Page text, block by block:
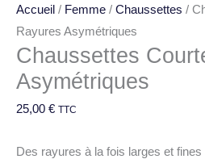
Accueil / Femme / Chaussettes /
Rayures Asymétriques
Chaussettes
Asymétriques
25,00 € TTC
Des rayures à la fois larges et